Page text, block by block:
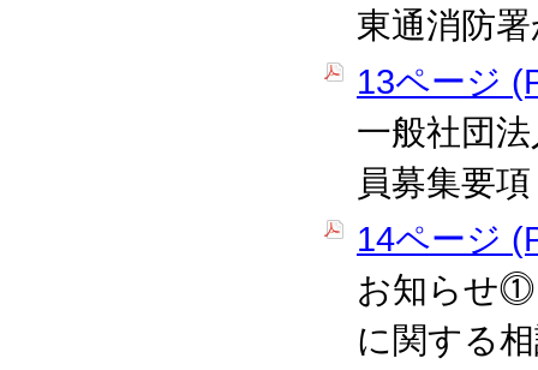
東通消防
13ページ
一般社団
員募集要項
14ページ
お知らせ⓵
に関する